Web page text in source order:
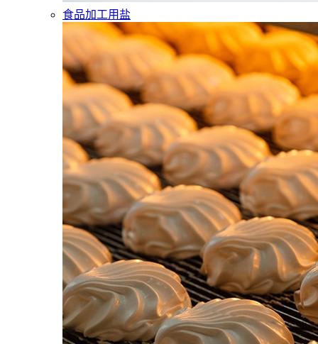
食品加工用盐